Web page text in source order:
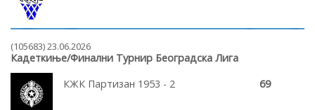
(105683) 23.06.2026
Кадеткиње/Финални Турнир Београдска Лига
КЖК Партизан 1953 - 2
69